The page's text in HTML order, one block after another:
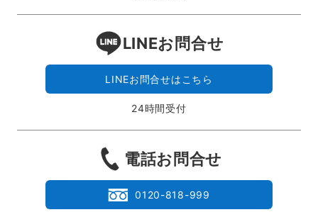
LINEお問合せ
LINEお問合せはこちら
24時間受付
電話お問合せ
0120-818-999